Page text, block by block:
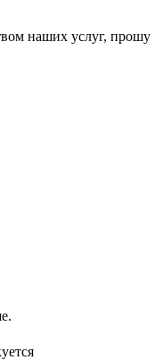
наших услуг, прошу